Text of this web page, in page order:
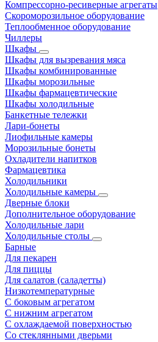
Компрессорно-ресиверные агрегаты
Скороморозильное оборудование
Теплообменное оборудование
Чиллеры
Шкафы
Шкафы для вызревания мяса
Шкафы комбинированные
Шкафы морозильные
Шкафы фармацевтические
Шкафы холодильные
Банкетные тележки
Лари-бонеты
Лиофильные камеры
Морозильные бонеты
Охладители напитков
Фармацевтика
Холодильники
Холодильные камеры
Дверные блоки
Дополнительное оборудование
Холодильные лари
Холодильные столы
Барные
Для пекарен
Для пиццы
Для салатов (саладетты)
Низкотемпературные
С боковым агрегатом
С нижним агрегатом
С охлаждаемой поверхностью
Со стеклянными дверьми